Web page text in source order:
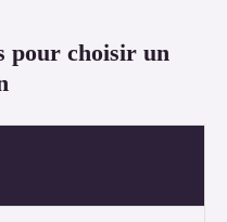
pour choisir un